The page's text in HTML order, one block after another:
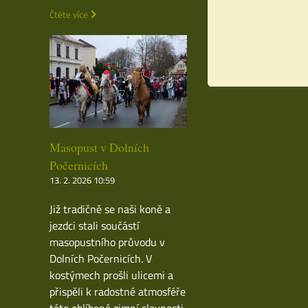
Čtěte více
Masopust v Dolních
Počernicích
13. 2. 2026 10:59
Již tradičně se naši koně a
jezdci stali součástí
masopustního průvodu v
Dolních Počernicích. V
kostýmech prošli ulicemi a
přispěli k radostné atmosféře